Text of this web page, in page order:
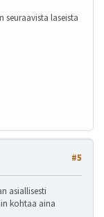
laseista
#5
asiallisesti
kohtaa aina